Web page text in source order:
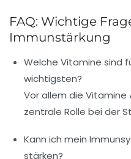
FAQ: Wichtige
Immunstärkung
Welche Vitamine sind
wichtigsten?
Vor allem die Vitamine
zentrale Rolle bei der
Kann ich mein
stärken?